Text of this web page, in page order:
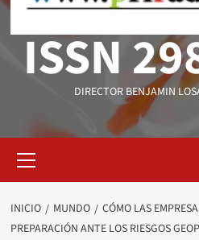
ISSN
DIRECTOR BENJAMIN
primario
INICIO MUNDO
CÓMO LAS
PREPARACIÓN ANTE LOS RIESGOS